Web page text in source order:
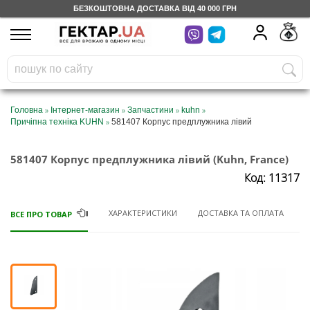
БЕЗКОШТОВНА ДОСТАВКА ВІД 40 000 ГРН
UA
На вашому
бонусному рахунку
грн
Безкоштовно по Україні
Категорії
Щоденник
Відгуки
Головна » Інтернет-магазин » Запчастини » kuhn »
Причіпна техніка KUHN » 581407 Корпус предплужника лівий
581407 Корпус предплужника лівий (Kuhn, France)
Код: 11317
ВСЕ ПРО ТОВАР ХАРАКТЕРИСТИКИ ДОСТАВКА ТА ОПЛАТА